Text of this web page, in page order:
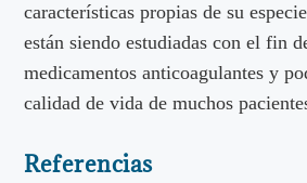
características propias de su
están siendo estudiadas con el fin
medicamentos anticoagulantes y
calidad de vida de muchos
Referencias